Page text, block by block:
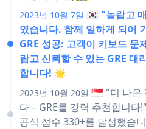
2023년 10월 7일 🇰🇷 "놀랍고
였습니다. 함께 일하게 되어
GRE 성공: 고객이 키보드 문
랍고 신뢰할 수 있는 GRE 대
합니다! 🌟
2023년 10월 20일 🇸🇬 "더 나은
다 – GRE를 강력 추천합니
공식 점수 330+를 달성했습